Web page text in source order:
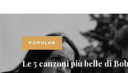
POPULAR
Le 5 canzoni più belle di